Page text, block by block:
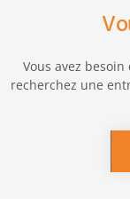
Vous avez
recherchez une